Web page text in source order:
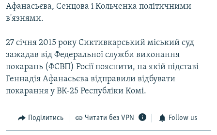
Афанасьєва, Сенцова і Кольченка політичними
в'язнями.
27 січня 2015 року Сиктивкарський міський суд
зажадав від Федеральної служби виконання
покарань (ФСВП) Росії пояснити, на якій підставі
Геннадія Афанасьєва відправили відбувати
покарання у ВК-25 Республіки Комі.
Поділитись Читати без VPN Follow us